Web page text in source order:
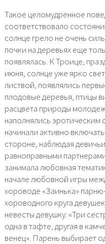
Такое целомудренное
соответствовало
солнце грело не очень
почки на деревьях еще
появлялась. К Троице,
июня, солнце уже ярко
листвой, появлялись
плодовые деревья, птицы
расцвета природы
наполнялись
начинали активно
стороне, наблюдая
равноправными
занимала любовная
начале любовной игры
хороводе «Заинька»
хороводного круга
невесты девушку: «Три
одна в тафте, другая в
венец». Парень выбирает